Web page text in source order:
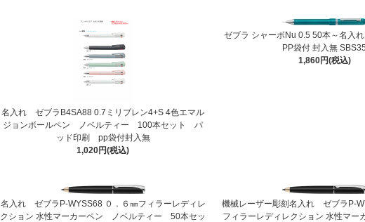
名入れ ゼブラB4SA88 0.7ミリブレン4+S 4色エマル
ジョンボールペン ノベルティー 100本セット パ
ッド印刷 pp袋付封入無
1,020円(税込)
ゼブラ シャーボNu 0.5 50本～名入
PP袋付 封入無 SBS35
1,860円(税込)
名入れ ゼブラP-WYSS68 ０．６㎜フィラーレディレ
クション 水性マーカーペン ノベルティー 50本セッ
機械レーザー彫刻名入れ ゼブラP-
フィラーレディレクション 水性マ